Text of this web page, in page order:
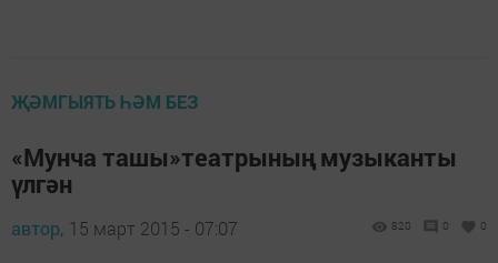
ҖӘМГЫЯТЬ ҺӘМ БЕЗ
«Мунча ташы»театрының музыканты
үлгән
автор, 15 март 2015 - 07:07 820 0 0